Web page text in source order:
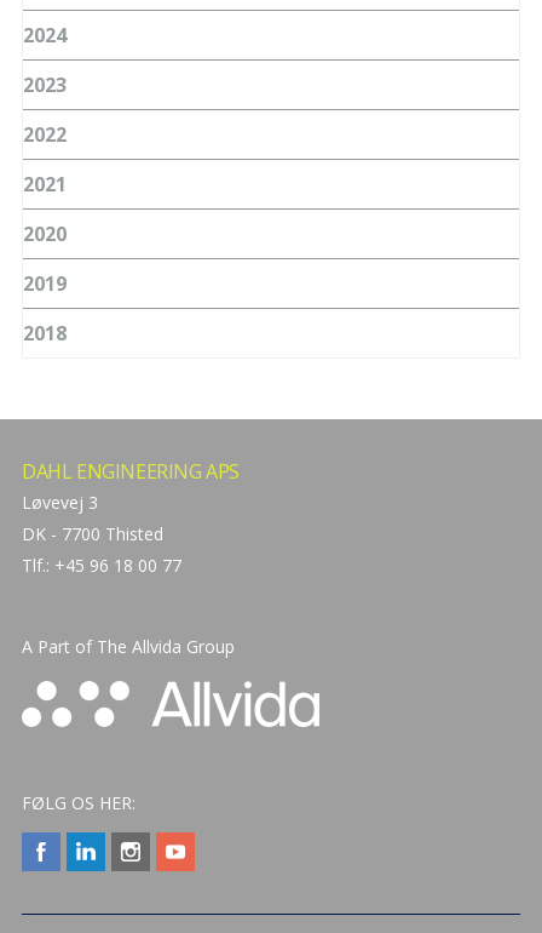
2024
2023
2022
2021
2020
2019
2018
DAHL ENGINEERING APS
Løvevej 3
DK - 7700 Thisted
Tlf.: +45 96 18 00 77
A Part of The Allvida Group
FØLG OS HER: